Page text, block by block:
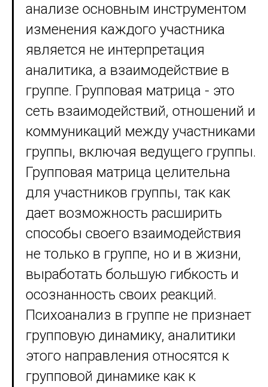
анализе основным инструментом
изменения каждого участника
является не интерпретация
аналитика, а взаимодействие в
группе. Групповая матрица - это
сеть взаимодействий, отношений и
коммуникаций между участниками
группы, включая ведущего группы.
Групповая матрица целительна
для участников группы, так как
дает возможность расширить
способы своего взаимодействия
не только в группе, но и в жизни,
выработать большую гибкость и
осознанность своих реакций.
Психоанализ в группе не признает
групповую динамику, аналитики
этого направления относятся к
групповой динамике как к